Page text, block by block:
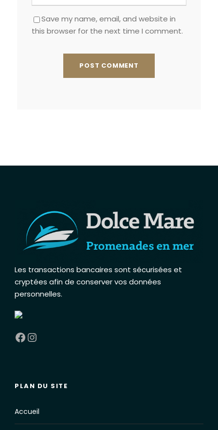
Save my name, email, and website in
this browser for the next time I comment.
Les transactions bancaires sont sécurisées et
cryptées afin de conserver vos données
personnelles.
Facebook Instagram
PLAN DU SITE
Accueil